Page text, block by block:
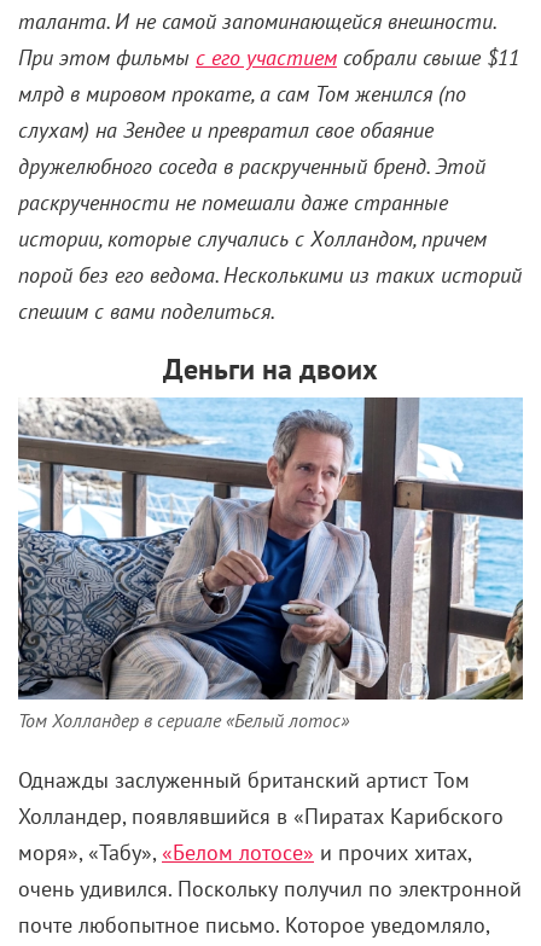
таланта. И не самой запоминающейся внешности.
При этом фильмы с его участием собрали свыше $11
млрд в мировом прокате, а сам Том женился (по
слухам) на Зендее и превратил свое обаяние
дружелюбного соседа в раскрученный бренд. Этой
раскрученности не помешали даже странные
истории, которые случались с Холландом, причем
порой без его ведома. Несколькими из таких историй
спешим с вами поделиться.
Деньги на двоих
Том Холландер в сериале «Белый лотос»
Однажды заслуженный британский артист Том
Холландер, появлявшийся в «Пиратах Карибского
моря», «Табу»,«Белом лотосе» и прочих хитах,
очень удивился. Поскольку получил по электронной
почте любопытное письмо. Которое уведомляло,